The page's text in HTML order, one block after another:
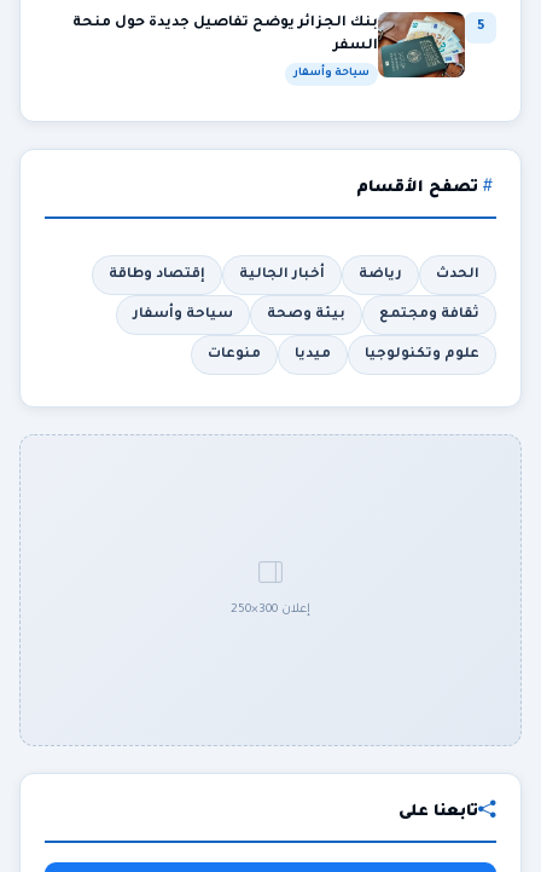
5
بنك الجزائر يوضح تفاصيل جديدة حول منحة
السفر
سياحة وأسفار
تصفح الأقسام
الحدث رياضة أخبار الجالية إقتصاد وطاقة
ثقافة ومجتمع بيئة وصحة سياحة وأسفار
علوم وتكنولوجيا ميديا منوعات
إعلان 300×250
تابعنا على